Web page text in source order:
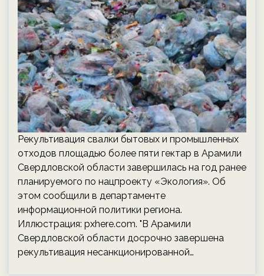
Рекультивация свалки бытовых и промышленных
отходов площадью более пяти гектар в Арамили
Свердловской области завершилась на год ранее
планируемого по нацпроекту «Экология». Об
этом сообщили в департаменте
информационной политики региона.
Иллюстрация: pxhere.com. "В Арамили
Свердловской области досрочно завершена
рекультивация несанкционированной…